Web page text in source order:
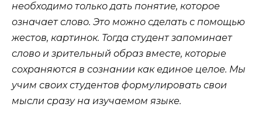
необходимо только дать понятие, которое
означает слово. Это можно сделать с помощью
жестов, картинок. Тогда студент запоминает
слово и зрительный образ вместе, которые
сохраняются в сознании как единое целое. Мы
учим своих студентов формулировать свои
мысли сразу на изучаемом языке.